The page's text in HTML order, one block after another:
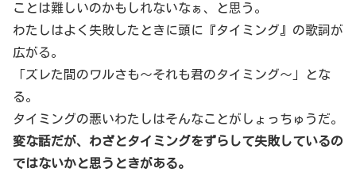
ことは難しいのかもしれないなぁ、と思う。
わたしはよく失敗したときに頭に『タイミング』の歌詞が
広がる。
「ズレた間のワルさも〜それも君のタイミング〜」とな
る。
タイミングの悪いわたしはそんなことがしょっちゅうだ。
変な話だが、わざとタイミングをずらして失敗しているの
ではないかと思うときがある。